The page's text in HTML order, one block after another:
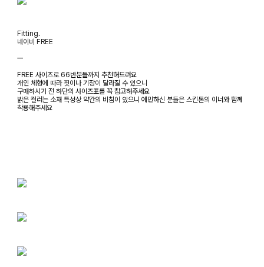
Fitting.
네이비 FREE
ㅡ
FREE 사이즈로 66반분들까지 추천해드려요
개인 체형에 따라 핏이나 기장이 달라질 수 있으니
구매하시기 전 하단의 사이즈표를 꼭 참고해주세요
밝은 컬러는 소재 특성상 약간의 비침이 있으니 예민하신 분들은 스킨톤의 이너와 함께
착용해주세요